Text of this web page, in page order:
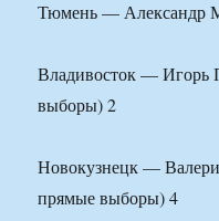
Тюмень — Александр
Владивосток —
выборы) 2
Новокузнецк —
прямые выборы) 4